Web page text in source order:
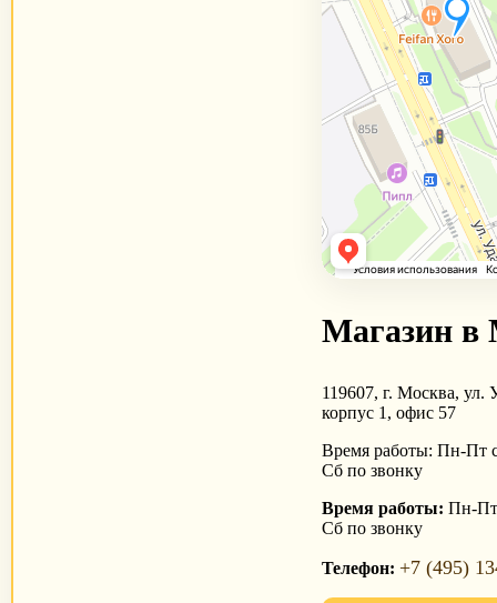
Магазин в
119607, г. Москва, ул.
корпус 1, офис 57
Время работы: Пн-Пт
Сб по звонку
Время работы: Пн-Пт
Сб по звонку
Телефон: +7 (495)